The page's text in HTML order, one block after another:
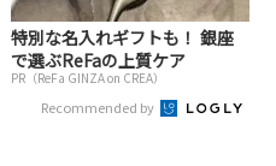
特別な名入れギフトも！ 銀座
で選ぶReFaの上質ケア
PR（ReFa GINZA on CREA）
Recommended by